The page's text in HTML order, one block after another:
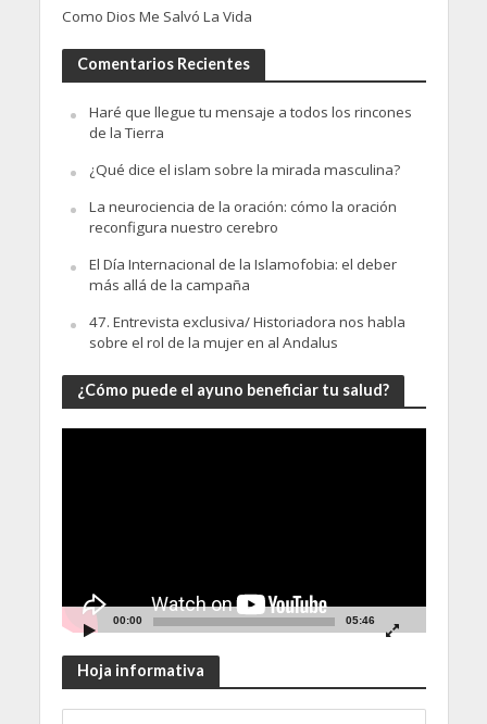
Como Dios Me Salvó La Vida
Comentarios Recientes
Haré que llegue tu mensaje a todos los rincones
de la Tierra
¿Qué dice el islam sobre la mirada masculina?
La neurociencia de la oración: cómo la oración
reconfigura nuestro cerebro
El Día Internacional de la Islamofobia: el deber
más allá de la campaña
47. Entrevista exclusiva/ Historiadora nos habla
sobre el rol de la mujer en al Andalus
¿Cómo puede el ayuno beneficiar tu salud?
00:00 05:46
Hoja informativa